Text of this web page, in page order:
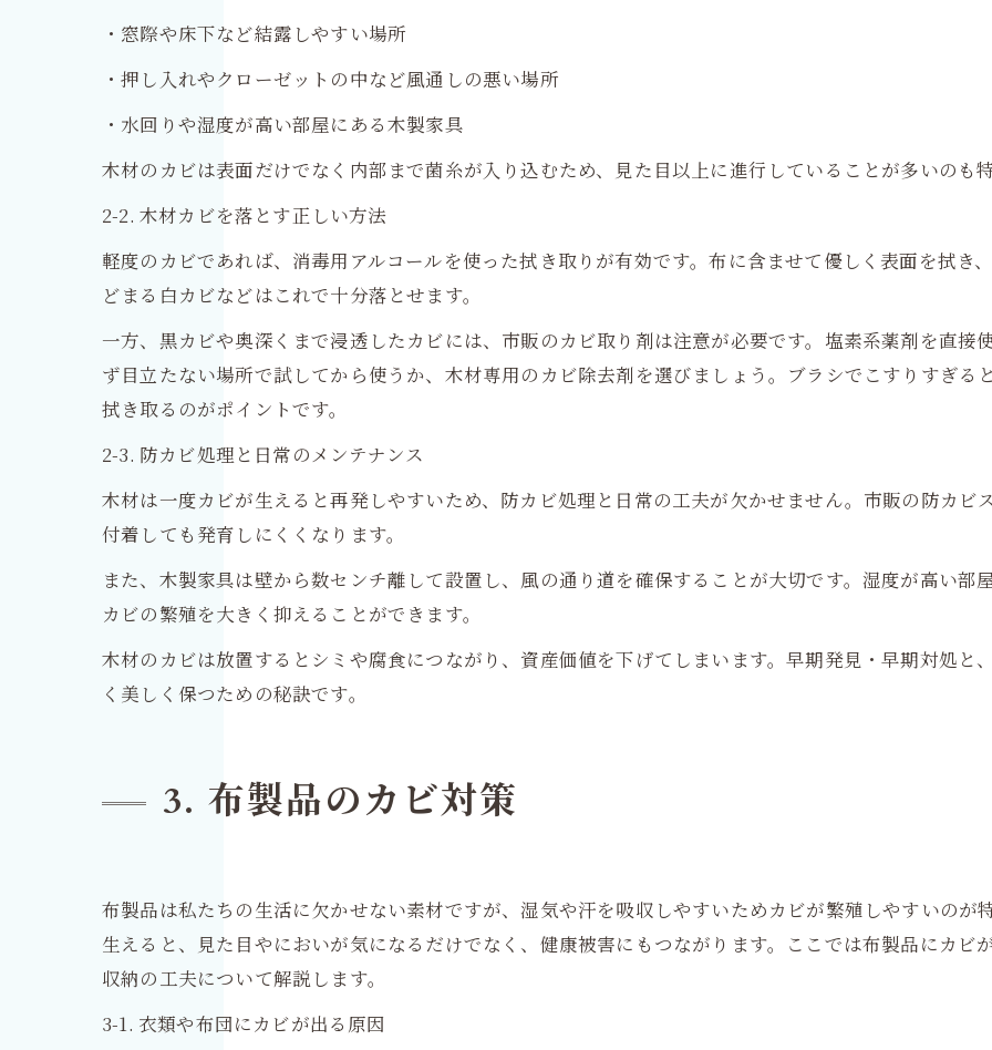
・窓際や床下など結露しやすい場所
・押し入れやクローゼットの中など風通しの悪い場所
・水回りや湿度が高い部屋にある木製家具
木材のカビは表面だけでなく内部まで菌糸が入り込むため、見た目以上に進行していることが多いのも
2-2. 木材カビを落とす正しい方法
軽度のカビであれば、消毒用アルコールを使った拭き取りが有効です。布に含ませて優しく表面を拭き
どまる白カビなどはこれで十分落とせます。
一方、黒カビや奥深くまで浸透したカビには、市販のカビ取り剤は注意が必要です。塩素系薬剤を直接
ず目立たない場所で試してから使うか、木材専用のカビ除去剤を選びましょう。ブラシでこすりすぎる
拭き取るのがポイントです。
2-3. 防カビ処理と日常のメンテナンス
木材は一度カビが生えると再発しやすいため、防カビ処理と日常の工夫が欠かせません。市販の防カビ
付着しても発育しにくくなります。
また、木製家具は壁から数センチ離して設置し、風の通り道を確保することが大切です。湿度が高い部
カビの繁殖を大きく抑えることができます。
木材のカビは放置するとシミや腐食につながり、資産価値を下げてしまいます。早期発見・早期対処と
く美しく保つための秘訣です。
3. 布製品のカビ対策
布製品は私たちの生活に欠かせない素材ですが、湿気や汗を吸収しやすいためカビが繁殖しやすいのが
生えると、見た目やにおいが気になるだけでなく、健康被害にもつながります。ここでは布製品にカビ
収納の工夫について解説します。
3-1. 衣類や布団にカビが出る原因